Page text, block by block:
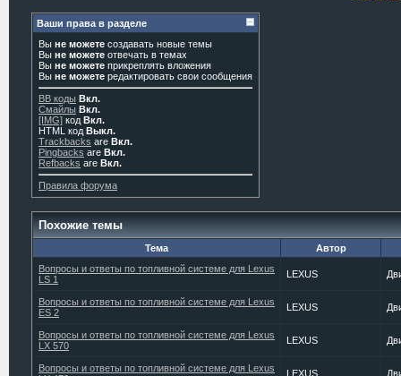
Ваши права в разделе
Вы не можете создавать новые темы
Вы не можете отвечать в темах
Вы не можете прикреплять вложения
Вы не можете редактировать свои сообщения
BB коды Вкл.
Смайлы Вкл.
[IMG] код Вкл.
HTML код Выкл.
Trackbacks are Вкл.
Pingbacks are Вкл.
Refbacks are Вкл.
Правила форума
Похожие темы
Тема
Автор
Вопросы и ответы по топливной системе для Lexus
LS 1
LEXUS
Вопросы и ответы по топливной системе для Lexus
ES 2
LEXUS
Вопросы и ответы по топливной системе для Lexus
LX 570
LEXUS
Вопросы и ответы по топливной системе для Lexus
LEXUS